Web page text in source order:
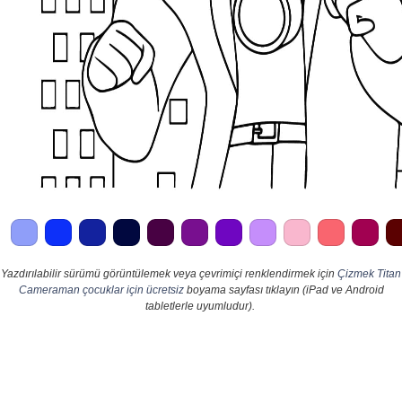
Yazdırılabilir sürümü görüntülemek veya çevrimiçi renklendirmek için Çizmek Titan
Cameraman çocuklar için ücretsizboyama sayfası tıklayın (iPad ve Android
tabletlerle uyumludur).